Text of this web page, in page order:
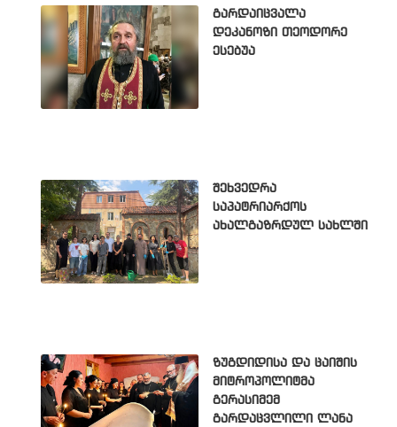
გარდაიცვალა
დეკანოზი თეოდორე
ესებუა
შეხვედრა
საპატრიარქოს
ახალგაზრდულ სახლში
ზუგდიდისა და ცაიშის
მიტროპოლიტმა
გერასიმემ
გარდაცვლილი ლანა